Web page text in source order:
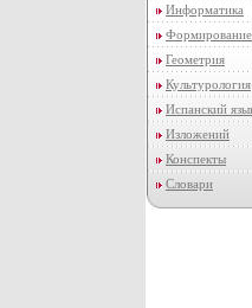
Информатика
Формирование
Геометрия
Культурология
Испанский
Изложений
Конспекты
Словари